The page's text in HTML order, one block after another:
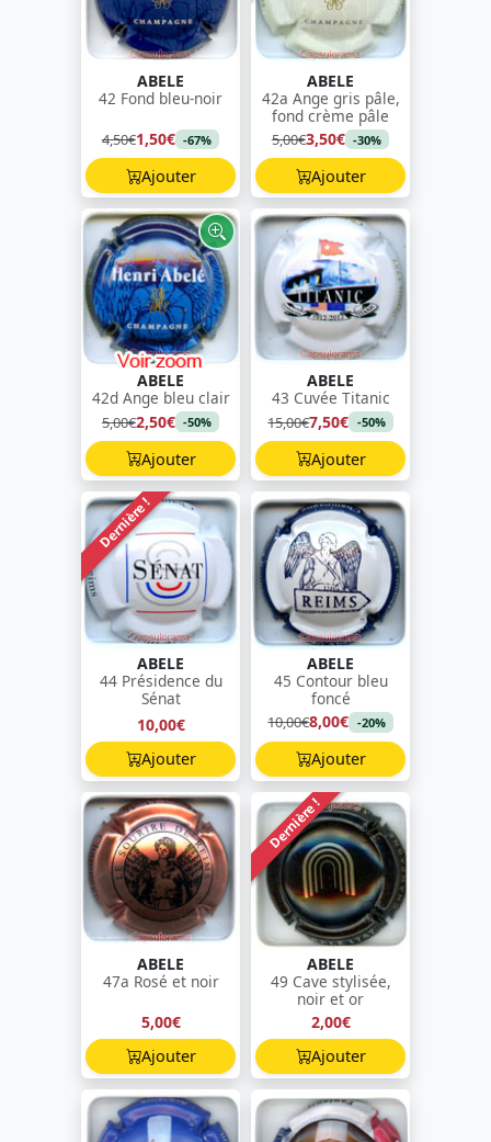
ABELE
42 Fond bleu-noir
4,50€1,50€ -67%
Ajouter
ABELE
42a Ange gris pâle,
fond crème pâle
5,00€3,50€ -30%
Ajouter
ABELE
42d Ange bleu clair
5,00€2,50€ -50%
Ajouter
ABELE
43 Cuvée Titanic
15,00€7,50€ -50%
Ajouter
Dernière !
ABELE
44 Présidence du
Sénat
10,00€
Ajouter
ABELE
45 Contour bleu
foncé
10,00€8,00€ -20%
Ajouter
ABELE
47a Rosé et noir
5,00€
Ajouter
Dernière !
ABELE
49 Cave stylisée,
noir et or
2,00€
Ajouter